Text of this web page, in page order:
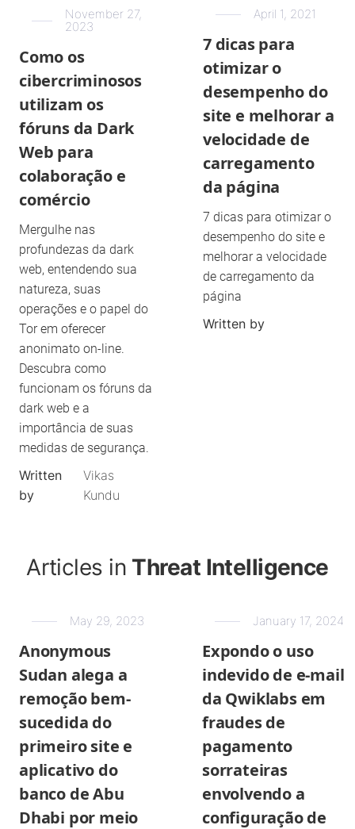
November 27,
2023
Como os
cibercriminosos
utilizam os
fóruns da Dark
Web para
colaboração e
comércio
Mergulhe nas
profundezas da dark
web, entendendo sua
natureza, suas
operações e o papel do
Tor em oferecer
anonimato on-line.
Descubra como
funcionam os fóruns da
dark web e a
importância de suas
medidas de segurança.
Written
by
Vikas
Kundu
April 1, 2021
7 dicas para
otimizar o
desempenho do
site e melhorar a
velocidade de
carregamento
da página
7 dicas para otimizar o
desempenho do site e
melhorar a velocidade
de carregamento da
página
Written by
Articles in Threat Intelligence
May 29, 2023
Anonymous
Sudan alega a
remoção bem-
sucedida do
primeiro site e
aplicativo do
banco de Abu
Dhabi por meio
January 17, 2024
Expondo o uso
indevido de e-mail
da Qwiklabs em
fraudes de
pagamento
sorrateiras
envolvendo a
configuração de